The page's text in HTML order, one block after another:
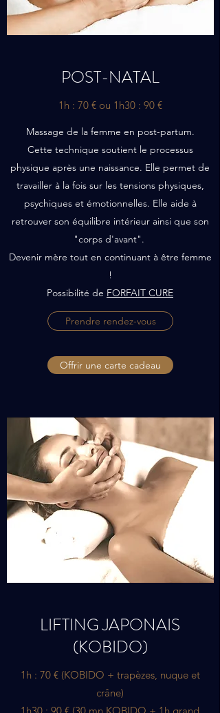
POST-NATAL
1h : 70 € ou 1h30 : 90 €
Massage de la femme en post-partum.
Cette technique soutient le processus
physique après une naissance. Elle permet de
travailler à la fois sur les tensions physiques,
psychiques et émotionnelles. Elle aide à
retrouver son équilibre intérieur ainsi que son
"corps d'avant".
Devenir mère tout en continuant à être femme
!
Possibilité de FORFAIT CURE
Prendre rendez-vous
Offrir une carte cadeau
LIFTING JAPONAIS
(KOBIDO)
1h : 70 € (KOBIDO + trapèzes, nuque et
crâne)